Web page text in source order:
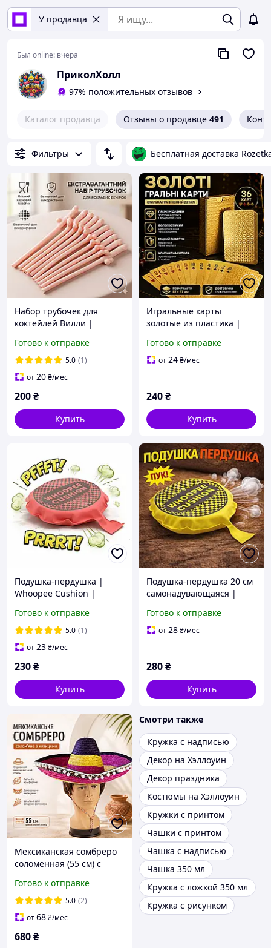
У продавца
Был online: вчера
ПриколХолл
97% положительных отзывов
Каталог продавца Отзывы о продавце 491
Фильтры Бесплатная доставка
Набор трубочек для
коктейлей Вилли |
виде пениса 10 шт в
наборе
Готово к отправке
5.0 (1)
от20₴/мес
200₴
Купить
Игральные карты
золотые из пластика |
Готово к отправке
от24₴/мес
240₴
Купить
Подушка-пердушка |
Whoopee Cushion |
розыгрышей 16 см
Готово к отправке
5.0 (1)
от23₴/мес
230₴
Купить
Подушка-пердушка 20 см
самонадувающаяся |
разыгрышей желтая
Готово к отправке
от28₴/мес
280₴
Купить
Мексиканская сомбреро
соломенная (55 см) с
для мексиканской
вечеринки
Готово к отправке
5.0 (2)
от68₴/мес
680₴
Смотри также
Кружка с надписью
Декор на Хэллоуин
Декор праздника
Костюмы на Хэллоуин
Кружки с принтом
Чашки с принтом
Чашка с надписью
Чашка 350 мл
Кружка с ложкой 350 мл
Кружка с рисунком